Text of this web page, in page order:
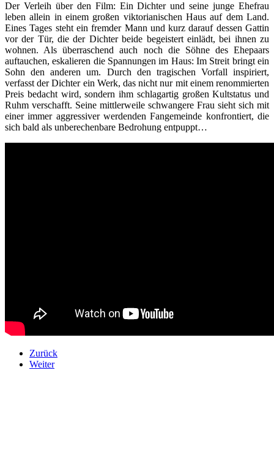
Der Verleih über den Film: Ein Dichter und seine junge Ehefrau
leben allein in einem großen viktorianischen Haus auf dem Land.
Eines Tages steht ein fremder Mann und kurz darauf dessen Gattin
vor der Tür, die der Dichter beide begeistert einlädt, bei ihnen zu
wohnen. Als überraschend auch noch die Söhne des Ehepaars
auftauchen, eskalieren die Spannungen im Haus: Im Streit bringt ein
Sohn den anderen um. Durch den tragischen Vorfall inspiriert,
verfasst der Dichter ein Werk, das nicht nur mit einem renommierten
Preis bedacht wird, sondern ihm schlagartig großen Kultstatus und
Ruhm verschafft. Seine mittlerweile schwangere Frau sieht sich mit
einer immer aggressiver werdenden Fangemeinde konfrontiert, die
sich bald als unberechenbare Bedrohung entpuppt…
Zurück
Weiter